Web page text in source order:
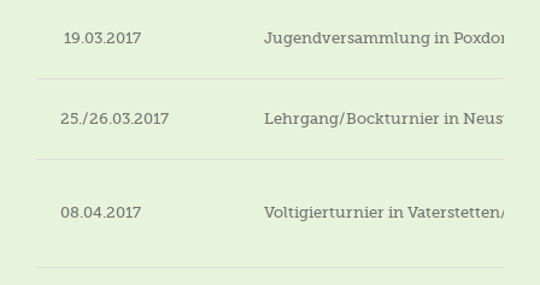
19.03.2017 Jugendversammlung in Poxdorf
25./26.03.2017 Lehrgang/Bockturnier in
08.04.2017 Voltigierturnier in Vaterstetten/